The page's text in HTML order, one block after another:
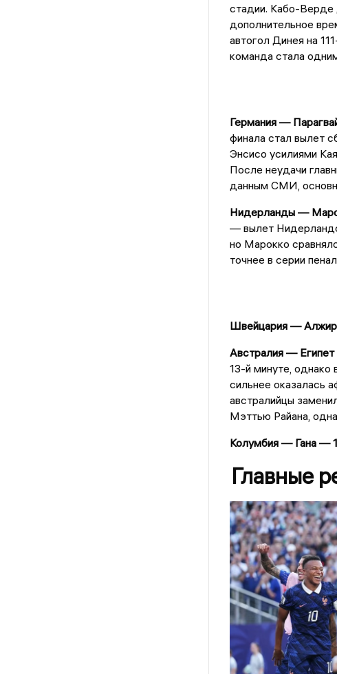
стадии. Кабо-Верде
дополнительное
автогол Динея на
команда стала
Германия —
финала стал вылет
Энсисо усилиями
После неудачи
данным СМИ,
Нидерланды —
— вылет
но Марокко
точнее в серии
Швейцария —
Австралия —
13-й минуте, однако
сильнее оказалась
австралийцы
Мэттью Райана,
Колумбия — Гана —
Главные